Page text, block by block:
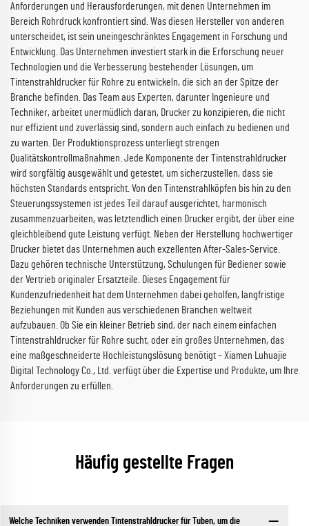
Anforderungen und Herausforderungen, mit denen Unternehmen im
Bereich Rohrdruck konfrontiert sind. Was diesen Hersteller von anderen
unterscheidet, ist sein uneingeschränktes Engagement in Forschung und
Entwicklung. Das Unternehmen investiert stark in die Erforschung neuer
Technologien und die Verbesserung bestehender Lösungen, um
Tintenstrahldrucker für Rohre zu entwickeln, die sich an der Spitze der
Branche befinden. Das Team aus Experten, darunter Ingenieure und
Techniker, arbeitet unermüdlich daran, Drucker zu konzipieren, die nicht
nur effizient und zuverlässig sind, sondern auch einfach zu bedienen und
zu warten. Der Produktionsprozess unterliegt strengen
Qualitätskontrollmaßnahmen. Jede Komponente der Tintenstrahldrucker
wird sorgfältig ausgewählt und getestet, um sicherzustellen, dass sie
höchsten Standards entspricht. Von den Tintenstrahlköpfen bis hin zu den
Steuerungssystemen ist jedes Teil darauf ausgerichtet, harmonisch
zusammenzuarbeiten, was letztendlich einen Drucker ergibt, der über eine
gleichbleibend gute Leistung verfügt. Neben der Herstellung hochwertiger
Drucker bietet das Unternehmen auch exzellenten After-Sales-Service.
Dazu gehören technische Unterstützung, Schulungen für Bediener sowie
der Vertrieb originaler Ersatzteile. Dieses Engagement für
Kundenzufriedenheit hat dem Unternehmen dabei geholfen, langfristige
Beziehungen mit Kunden aus verschiedenen Branchen weltweit
aufzubauen. Ob Sie ein kleiner Betrieb sind, der nach einem einfachen
Tintenstrahldrucker für Rohre sucht, oder ein großes Unternehmen, das
eine maßgeschneiderte Hochleistungslösung benötigt – Xiamen Luhuajie
Digital Technology Co., Ltd. verfügt über die Expertise und Produkte, um Ihre
Anforderungen zu erfüllen.
Häufig gestellte Fragen
Welche Techniken verwenden Tintenstrahldrucker für Tuben, um die